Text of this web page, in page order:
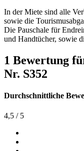
In der Miete sind alle
sowie die
Die Pauschale für
und Handtücher, sowie
1 Bewertung
Nr. S352
Durchschnittliche
4,5 / 5